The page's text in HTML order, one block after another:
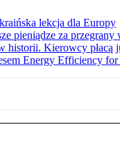
lekcja dla Europy
pieniądze za
historii. Kierowcy płacą
Energy Efficiency for